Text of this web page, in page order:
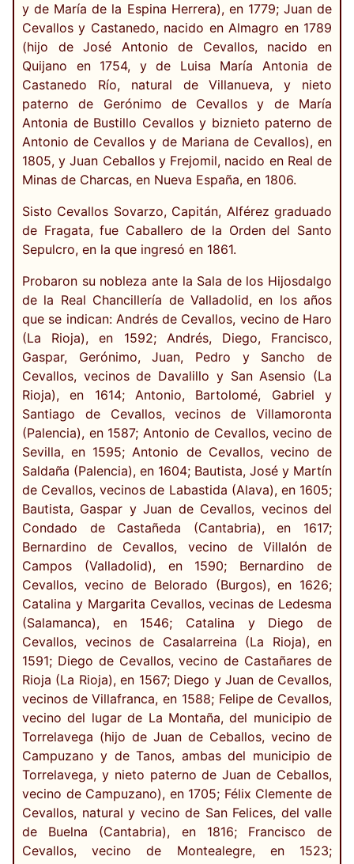
y de María de la Espina Herrera), en 1779; Juan de
Cevallos y Castanedo, nacido en Almagro en 1789
(hijo de José Antonio de Cevallos, nacido en
Quijano en 1754, y de Luisa María Antonia de
Castanedo Río, natural de Villanueva, y nieto
paterno de Gerónimo de Cevallos y de María
Antonia de Bustillo Cevallos y biznieto paterno de
Antonio de Cevallos y de Mariana de Cevallos), en
1805, y Juan Ceballos y Frejomil, nacido en Real de
Minas de Charcas, en Nueva España, en 1806.
Sisto Cevallos Sovarzo, Capitán, Alférez graduado
de Fragata, fue Caballero de la Orden del Santo
Sepulcro, en la que ingresó en 1861.
Probaron su nobleza ante la Sala de los Hijosdalgo
de la Real Chancillería de Valladolid, en los años
que se indican: Andrés de Cevallos, vecino de Haro
(La Rioja), en 1592; Andrés, Diego, Francisco,
Gaspar, Gerónimo, Juan, Pedro y Sancho de
Cevallos, vecinos de Davalillo y San Asensio (La
Rioja), en 1614; Antonio, Bartolomé, Gabriel y
Santiago de Cevallos, vecinos de Villamoronta
(Palencia), en 1587; Antonio de Cevallos, vecino de
Sevilla, en 1595; Antonio de Cevallos, vecino de
Saldaña (Palencia), en 1604; Bautista, José y Martín
de Cevallos, vecinos de Labastida (Alava), en 1605;
Bautista, Gaspar y Juan de Cevallos, vecinos del
Condado de Castañeda (Cantabria), en 1617;
Bernardino de Cevallos, vecino de Villalón de
Campos (Valladolid), en 1590; Bernardino de
Cevallos, vecino de Belorado (Burgos), en 1626;
Catalina y Margarita Cevallos, vecinas de Ledesma
(Salamanca), en 1546; Catalina y Diego de
Cevallos, vecinos de Casalarreina (La Rioja), en
1591; Diego de Cevallos, vecino de Castañares de
Rioja (La Rioja), en 1567; Diego y Juan de Cevallos,
vecinos de Villafranca, en 1588; Felipe de Cevallos,
vecino del lugar de La Montaña, del municipio de
Torrelavega (hijo de Juan de Ceballos, vecino de
Campuzano y de Tanos, ambas del municipio de
Torrelavega, y nieto paterno de Juan de Ceballos,
vecino de Campuzano), en 1705; Félix Clemente de
Cevallos, natural y vecino de San Felices, del valle
de Buelna (Cantabria), en 1816; Francisco de
Cevallos, vecino de Montealegre, en 1523;